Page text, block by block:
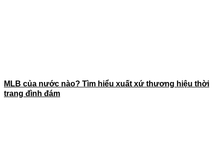
MLB của nước nào? Tìm hiểu xuất xứ thương hiệu thời
trang đình đám